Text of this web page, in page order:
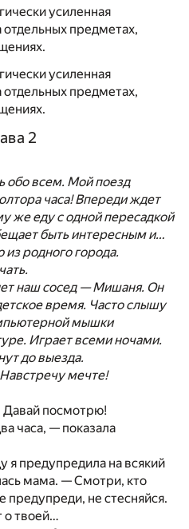
усиленная
предметах,
усиленная
предметах,
2
обо всем. Мой поезд
часа! Впереди ждет
же еду с одной пересадкой
быть интересным и…
родного города.
наш сосед — Мишаня. Он
время. Часто слышу
мышки
Играет всеми ночами.
до выезда.
мечте!
Давай посмотрю!
часа, — показала
предупредила на всякий
мама. — Смотри, кто
предупреди, не стесняйся.
о твоей…